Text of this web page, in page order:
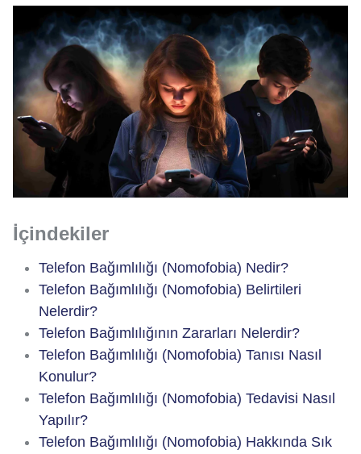
İçindekiler
Telefon Bağımlılığı (Nomofobia) Nedir?
Telefon Bağımlılığı (Nomofobia) Belirtileri
Nelerdir?
Telefon Bağımlılığının Zararları Nelerdir?
Telefon Bağımlılığı (Nomofobia) Tanısı Nasıl
Konulur?
Telefon Bağımlılığı (Nomofobia) Tedavisi Nasıl
Yapılır?
Telefon Bağımlılığı (Nomofobia) Hakkında Sık